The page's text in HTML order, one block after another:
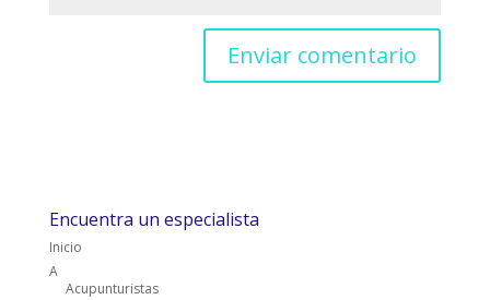
Encuentra un especialista
Inicio
A
Acupunturistas